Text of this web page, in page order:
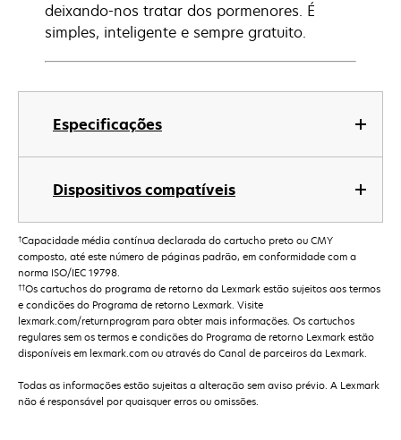
Especificações
Dispositivos compatíveis
deixando-nos tratar dos pormenores. É
simples, inteligente e sempre gratuito.
†Capacidade média contínua declarada do cartucho preto ou CMY
composto, até este número de páginas padrão, em conformidade com a
norma ISO/IEC 19798.
††Os cartuchos do programa de retorno da Lexmark estão sujeitos aos termos
e condições do Programa de retorno Lexmark. Visite
lexmark.com/returnprogram para obter mais informações. Os cartuchos
regulares sem os termos e condições do Programa de retorno Lexmark estão
disponíveis em lexmark.com ou através do Canal de parceiros da Lexmark.
Todas as informações estão sujeitas a alteração sem aviso prévio. A Lexmark
não é responsável por quaisquer erros ou omissões.